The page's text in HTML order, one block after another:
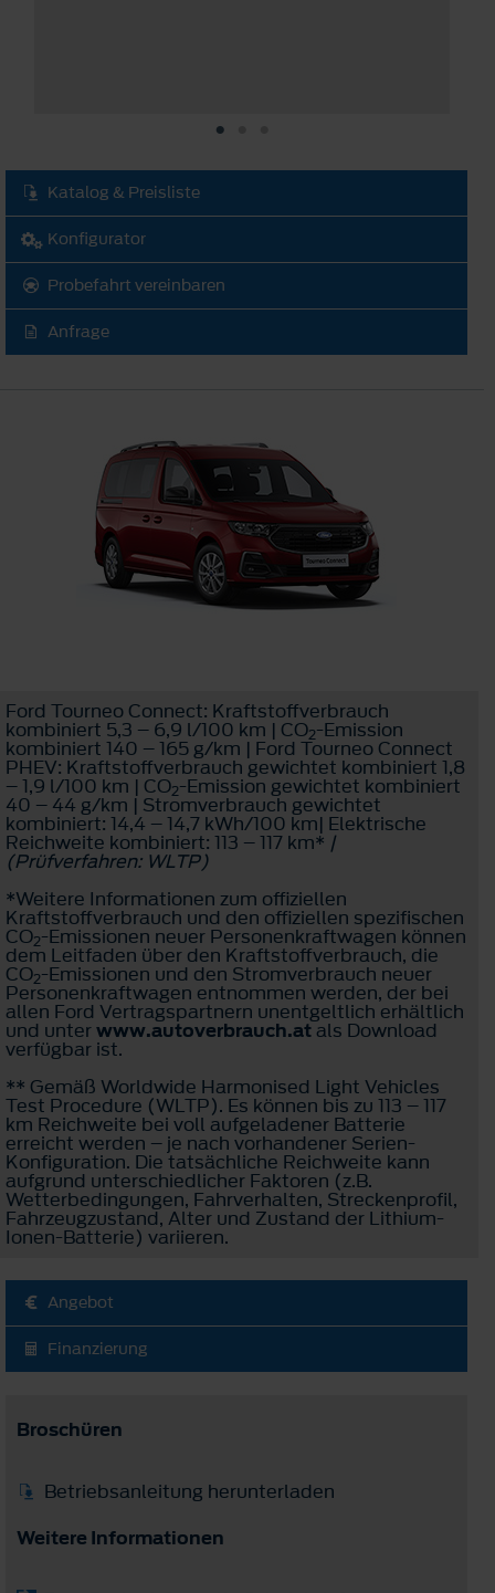
Katalog & Preisliste
Konfigurator
Probefahrt vereinbaren
Anfrage
Ford Tourneo Connect: Kraftstoffverbrauch
kombiniert 5,3 – 6,9 l/100 km | CO2-Emission
kombiniert 140 – 165 g/km | Ford Tourneo Connect
PHEV: Kraftstoffverbrauch gewichtet kombiniert 1,8
– 1,9 l/100 km | CO2-Emission gewichtet kombiniert
40 – 44 g/km | Stromverbrauch gewichtet
kombiniert: 14,4 – 14,7 kWh/100 km| Elektrische
Reichweite kombiniert: 113 – 117 km* |
(Prüfverfahren: WLTP)
*Weitere Informationen zum offiziellen
Kraftstoffverbrauch und den offiziellen spezifischen
CO2-Emissionen neuer Personenkraftwagen können
dem Leitfaden über den Kraftstoffverbrauch, die
CO2-Emissionen und den Stromverbrauch neuer
Personenkraftwagen entnommen werden, der bei
allen Ford Vertragspartnern unentgeltlich erhältlich
und unterwww.autoverbrauch.atals Download
verfügbar ist.
** Gemäß Worldwide Harmonised Light Vehicles
Test Procedure (WLTP). Es können bis zu 113 – 117
km Reichweite bei voll aufgeladener Batterie
erreicht werden – je nach vorhandener Serien-
Konfiguration. Die tatsächliche Reichweite kann
aufgrund unterschiedlicher Faktoren (z.B.
Wetterbedingungen, Fahrverhalten, Streckenprofil,
Fahrzeugzustand, Alter und Zustand der Lithium-
Ionen-Batterie) variieren.
Angebot
Finanzierung
Broschüren
Betriebsanleitung herunterladen
Weitere Informationen